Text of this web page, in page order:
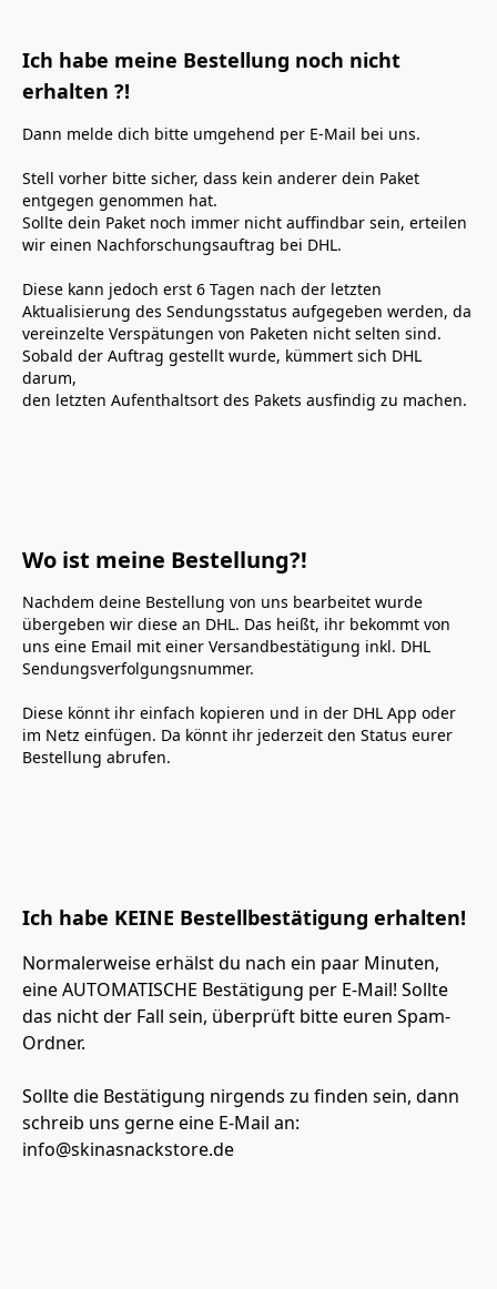
Ich habe meine Bestellung noch nicht
erhalten ?!
Dann melde dich bitte umgehend per E-Mail bei uns.
Stell vorher bitte sicher, dass kein anderer dein Paket
entgegen genommen hat.
Sollte dein Paket noch immer nicht auffindbar sein, erteilen
wir einen Nachforschungsauftrag bei DHL.
Diese kann jedoch erst 6 Tagen nach der letzten
Aktualisierung des Sendungsstatus aufgegeben werden, da
vereinzelte Verspätungen von Paketen nicht selten sind.
Sobald der Auftrag gestellt wurde, kümmert sich DHL
darum,
Wo ist meine Bestellung?!
Nachdem deine Bestellung von uns bearbeitet wurde
übergeben wir diese an DHL. Das heißt, ihr bekommt von
uns eine Email mit einer Versandbestätigung inkl. DHL
Sendungsverfolgungsnummer.
Diese könnt ihr einfach kopieren und in der DHL App oder
im Netz einfügen. Da könnt ihr jederzeit den Status eurer
Bestellung abrufen.
Ich habe KEINE Bestellbestätigung erhalten!
Normalerweise erhälst du nach ein paar Minuten,
eine AUTOMATISCHE Bestätigung per E-Mail! Sollte
das nicht der Fall sein, überprüft bitte euren Spam-
Ordner.
Sollte die Bestätigung nirgends zu finden sein, dann
schreib uns gerne eine E-Mail an:
info@skinasnackstore.de